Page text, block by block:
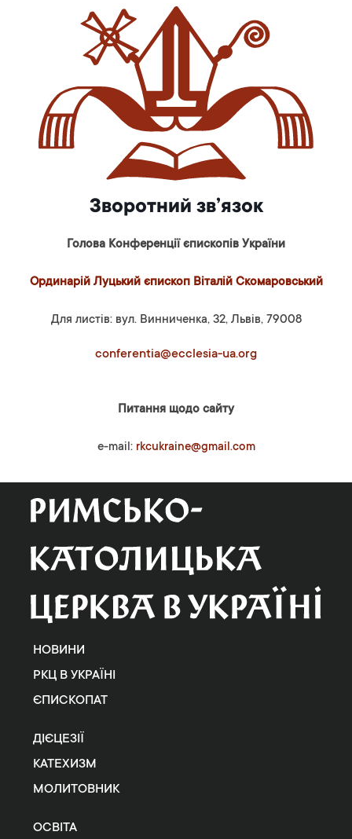
Зворотний зв’язок
Голова Конференції єпископів України
Ординарій Луцький єпископ Віталій Скомаровський
Для листів: вул. Винниченка, 32, Львів, 79008
conferentia@ecclesia-ua.org
Питання щодо сайту
e-mail: rkcukraine@gmail.com
НОВИНИ
РКЦ В УКРАЇНІ
ЄПИСКОПАТ
ДІЄЦЕЗІЇ
КАТЕХИЗМ
МОЛИТОВНИК
ОСВІТА